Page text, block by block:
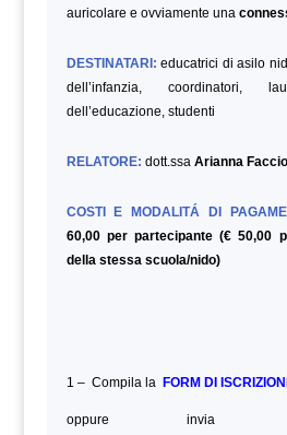
auricolare e ovviamente una
DESTINATARI: educatrici di asilo
dell’infanzia, coordinatori,
dell’educazione, studenti
RELATORE: dott.ssa Arianna
COSTI E MODALITÁ DI
60,00 per partecipante (€ 50,00
della stessa scuola/nido)
1 – Compila la FORM DI
oppure invia